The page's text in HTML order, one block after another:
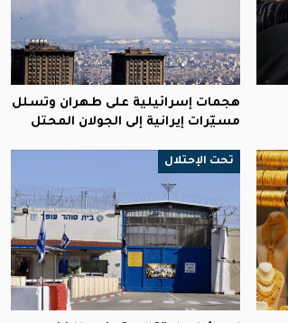
هجمات إسرائيلية على طهران وتسلل
مسيّرات إيرانية إلى الجولان المحتل
تحت الإحتلال